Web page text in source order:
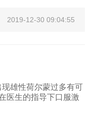
2019-12-30 09:04:55
雄性荷尔蒙过多有可
医生的指导下口服激